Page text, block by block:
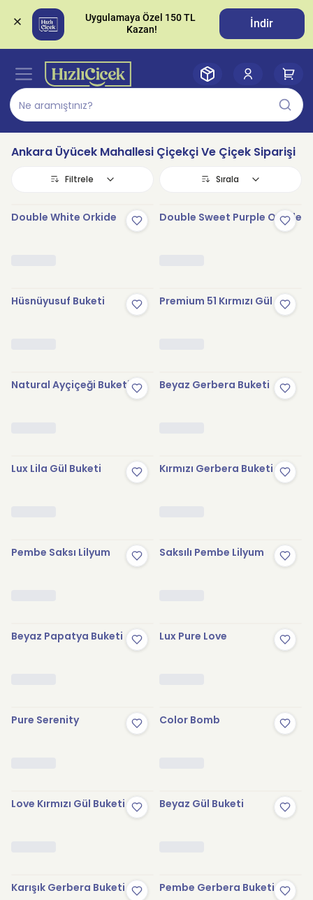
Uygulamaya Özel 150 TL
İndir
Ankara Üyücek Mahallesi Çiçekçi Ve Çiçek Siparişi
Filtrele Sırala
Double White Orkide Double Sweet Purple Orkide
Hüsnüyusuf Buketi Premium 51 Kırmızı Gül
Natural Ayçiçeği Buketi Beyaz Gerbera Buketi
Lux Lila Gül Buketi Kırmızı Gerbera Buketi
Pembe Saksı Lilyum Saksılı Pembe Lilyum
Beyaz Papatya Buketi Lux Pure Love
Pure Serenity Color Bomb
Love Kırmızı Gül Buketi Beyaz Gül Buketi
Karışık Gerbera Buketi Pembe Gerbera Buketi